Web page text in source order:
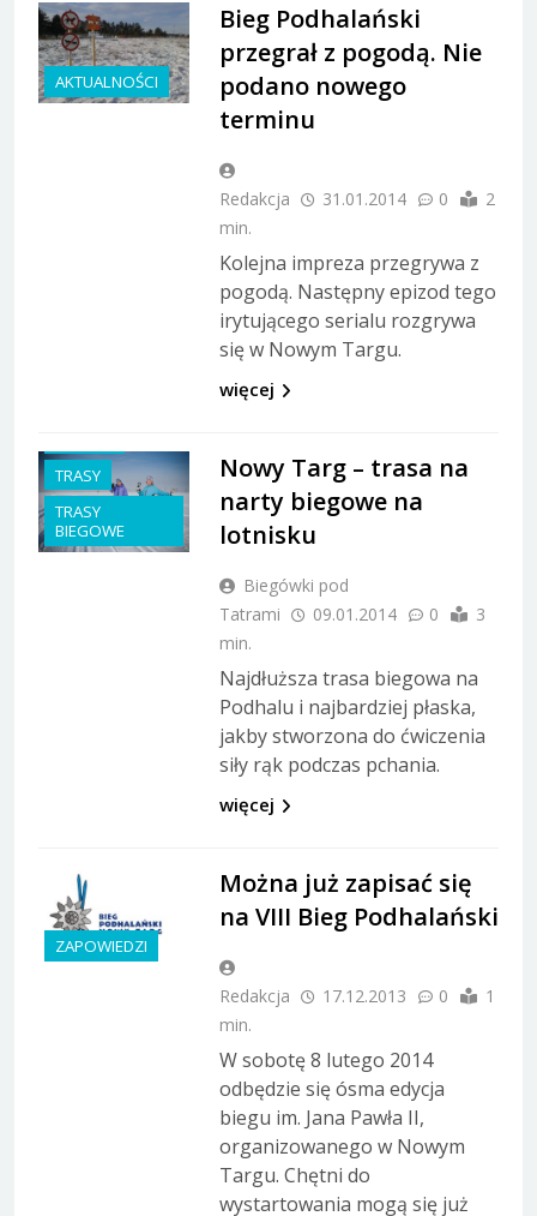
AKTUALNOŚCI
Bieg Podhalański
przegrał z pogodą. Nie
podano nowego
terminu
Redakcja 31.01.2014 0
2
min.
Kolejna impreza przegrywa z
pogodą. Następny epizod tego
irytującego serialu rozgrywa
się w Nowym Targu.
więcej
TRASY
TRASY
BIEGOWE
Nowy Targ – trasa na
narty biegowe na
lotnisku
Biegówki pod
Tatrami
09.01.2014 0
3
min.
Najdłuższa trasa biegowa na
Podhalu i najbardziej płaska,
jakby stworzona do ćwiczenia
siły rąk podczas pchania.
więcej
ZAPOWIEDZI
Można już zapisać się
na VIII Bieg Podhalański
Redakcja 17.12.2013 0
1
min.
W sobotę 8 lutego 2014
odbędzie się ósma edycja
biegu im. Jana Pawła II,
organizowanego w Nowym
Targu. Chętni do
wystartowania mogą się już